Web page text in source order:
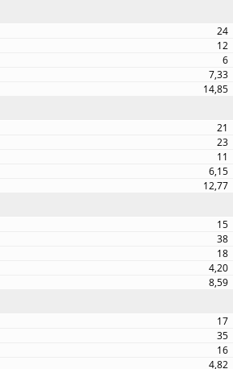
24
12
6
7,33
14,85
21
23
11
6,15
12,77
15
38
18
4,20
8,59
17
35
16
4,82